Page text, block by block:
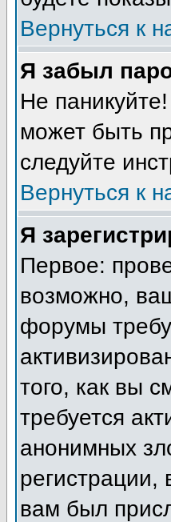
Вернуться к
Я забыл
Не
может быть
следуйте
Вернуться к
Я
Первое:
возможно,
форумы
того, как вы
требуется
анонимных
регистрации,
вам был